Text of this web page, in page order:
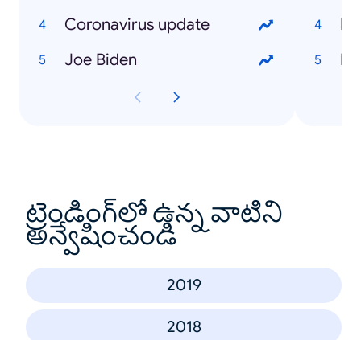
Coronavirus update
Joe Biden
ట్రెండింగ్‌లో ఉన్న వాటిని
అన్వేషించండి
2019
2018